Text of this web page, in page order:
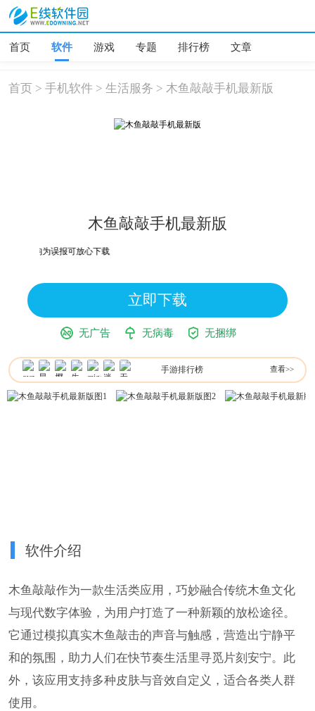
首页 软件 游戏 专题 排行榜 文章
首页 >手机软件 >生活服务 > 木鱼敲敲手机最新版
木鱼敲敲手机最新版
险，均为误报可放心下载
立即下载
无广告 无病毒 无捆绑
手游排行榜 查看>>
软件介绍
木鱼敲敲作为一款生活类应用，巧妙融合传统木鱼文化
与现代数字体验，为用户打造了一种新颖的放松途径。
它通过模拟真实木鱼敲击的声音与触感，营造出宁静平
和的氛围，助力人们在快节奏生活里寻觅片刻安宁。此
外，该应用支持多种皮肤与音效自定义，适合各类人群
使用。